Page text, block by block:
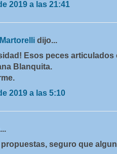
2019 a las 21:41
dijo...
Esos peces articulados
Blanquita.
2019 a las 5:10
seguro que